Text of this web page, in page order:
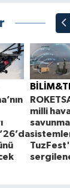
milli
savunma